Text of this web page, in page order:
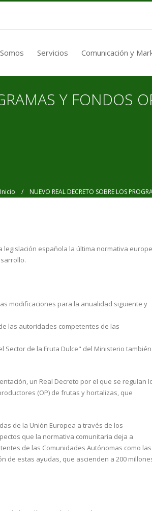
Servicios Comunicación y
Y FONDOS
Inicio / NUEVO REAL DECRETO SOBRE LOS
española la última normativa
modificaciones para la anualidad siguiente y
las autoridades competentes de las
de la Fruta Dulce" del Ministerio también
un Real Decreto por el que se regulan
(OP) de frutas y hortalizas, que
de la Unión Europea a través de los
que la normativa comunitaria deja a
de las Comunidades Autónomas como las
de estas ayudas, que ascienden a 200